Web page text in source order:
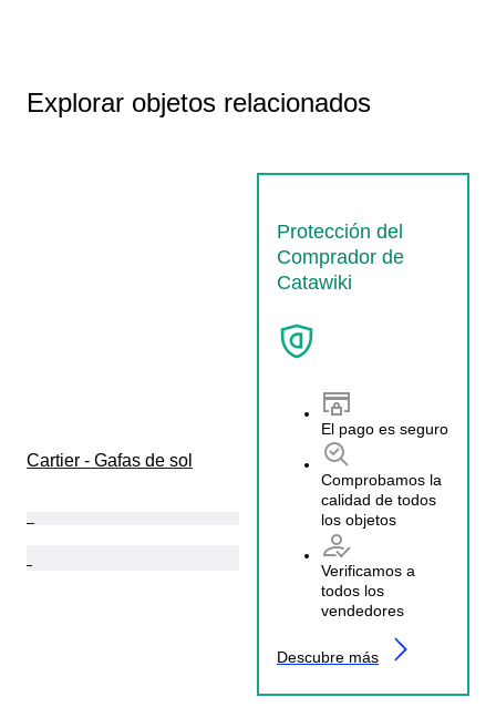
Explorar objetos relacionados
Protección del
Comprador de
Catawiki
El pago es seguro
Comprobamos la
calidad de todos
los objetos
Verificamos a
todos los
vendedores
Descubre más
Cartier - Gafas de sol